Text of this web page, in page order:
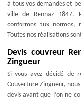
à tous vos demandes et
ville de Rennaz 1847.
conformes aux normes,
Toutes nos réalisations
Devis couvreur
Zingueur
Si vous avez décidé de
Couverture Zingueur,
devis avant que l’on ne